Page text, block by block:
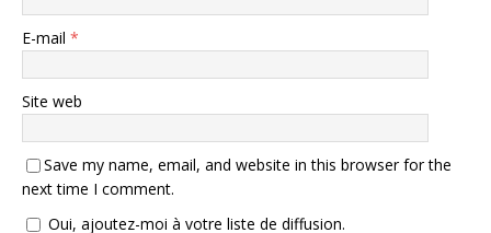
E-mail *
Site web
Save my name, email, and website in this browser for the
next time I comment.
Oui, ajoutez-moi à votre liste de diffusion.